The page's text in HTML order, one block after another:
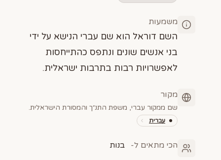
משמעות
השם דוראל הוא שם עברי הנישא על ידי
בני אנשים שונים ונתפס כהתייחסות
לאפשרויות רבות בתרבות ישראלית.
מקור
שם ממקור עברי, משפת התנ״ך והמסורת הישראלית.
עברית
הכי מתאים ל- בנות